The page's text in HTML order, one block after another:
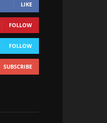
LIKE
FOLLOW
FOLLOW
SUBSCRIBE